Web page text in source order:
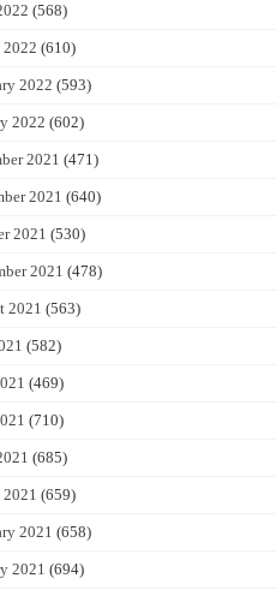
(568)
(610)
2022 (593)
2022 (602)
2021 (471)
2021 (640)
2021 (530)
2021 (478)
2021 (563)
(582)
(469)
(710)
(685)
(659)
2021 (658)
2021 (694)